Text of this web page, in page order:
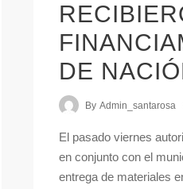
DE
By Admin_santarosa
El pasado viernes
en conjunto con el
entrega de materiales